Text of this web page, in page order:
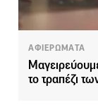
ΑΦΙΕΡΩΜΑΤΑ
το τραπέζι